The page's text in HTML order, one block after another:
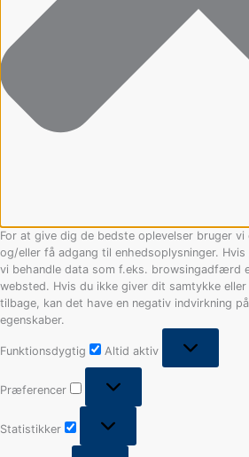
For at give dig de bedste oplevelser bruger
og/eller få adgang til enhedsoplysninger.
vi behandle data som f.eks. browsingadfærd
websted. Hvis du ikke giver dit samtykke
tilbage, kan det have en negativ indvirkning
egenskaber.
Funktionsdygtig Altid aktiv
Præferencer
Statistikker